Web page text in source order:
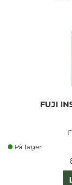
FUJI
På lager